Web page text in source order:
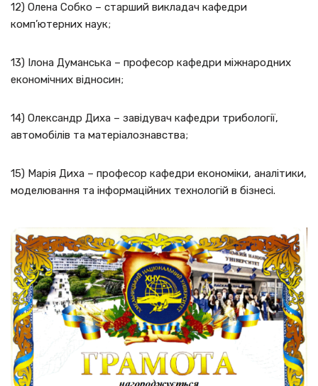
12) Олена Собко – старший викладач кафедри
комп’ютерних наук;
13) Ілона Думанська – професор кафедри міжнародних
економічних відносин;
14) Олександр Диха – завідувач кафедри трибології,
автомобілів та матеріалознавства;
15) Марія Диха – професор кафедри економіки, аналітики,
моделювання та інформаційних технологій в бізнесі.